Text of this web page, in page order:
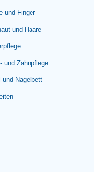
und Finger
und Haare
und Zahnpflege
und Nagelbett